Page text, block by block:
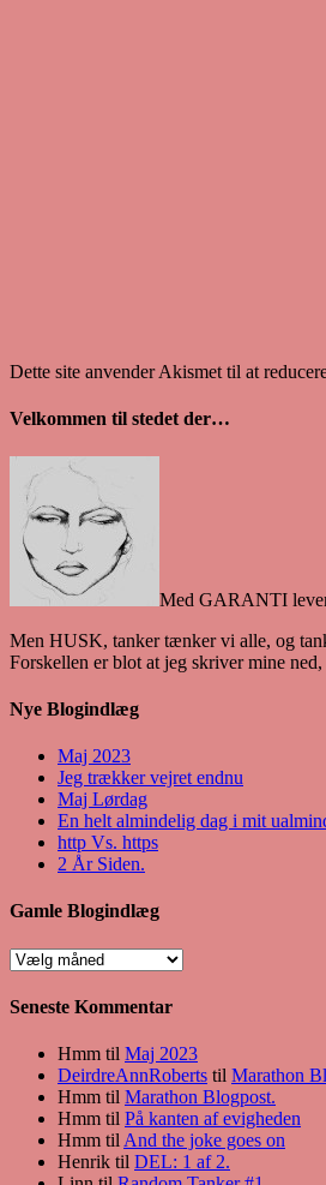
Dette site anvender Akismet til at
Velkommen til stedet der…
Med GARANTI
Men HUSK, tanker tænker vi alle, og
Forskellen er blot at jeg skriver mine
Nye Blogindlæg
Maj 2023
Jeg trækker vejret endnu
Maj Lørdag
En helt almindelig dag i mit
http Vs. https
2 År Siden.
Gamle Blogindlæg
Gamle
Seneste Kommentar
Hmm til Maj 2023
DeirdreAnnRoberts til Marathon
Hmm til Marathon Blogpost.
Hmm til På kanten af evigheden
Hmm til And the joke goes on
Henrik til DEL: 1 af 2.